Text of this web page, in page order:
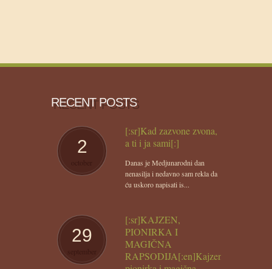
RECENT POSTS
2
[:sr]Kad zazvone zvona,
a ti i ja sami[:]
Danas je Medjunarodni dan
nenasilja i nedavno sam rekla da
ću uskoro napisati is...
29
[:sr]KAJZEN,
PIONIRKA I
MAGIČNA
RAPSODIJA[:en]Kajzen,